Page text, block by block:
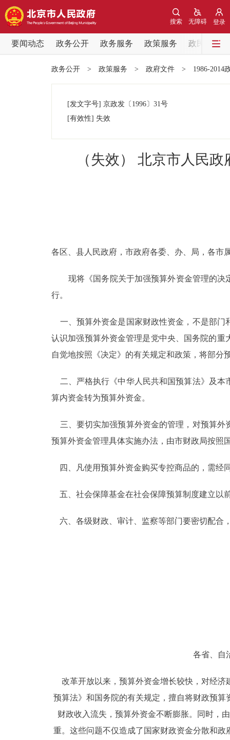
登录
无障碍
搜索
要闻动态 政务公开 政务服务 政策服务
政民互动
党中央精神
决策公开
政务服务
便民服务
政民互动
12345网上接诉即办
ITALIANO
政务公开 > 政策服务 > 政府文件 > 1986-2014
[发文字号] 京政发 〔1996〕 31号
[有效性] 失效
（失效） 北京市人民
各区、县人民政府，市政府各委、办、局，各市
现将《国务院关于加强预算外资金管理的决
行。
一、预算外资金是国家财政性资金，不是部门
认识加强预算外资金管理是党中央、国务院的
自觉地按照《决定》的有关规定和政策，将部
二、严格执行《中华人民共和国预算法》及本
算内资金转为预算外资金。
三、要切实加强预算外资金的管理，对预算外
预算外资金管理具体实施办法，由市财政局按照
四、凡使用预算外资金购买专控商品的，需经
五、社会保障基金在社会保障预算制度建立以
六、各级财政、审计、监察等部门要密切配合
各省、自
改革开放以来，预算外资金增长较快，对经济
预算法》和国务院的有关规定，擅自将财政预
财政收入流失，预算外资金不断膨胀。同时，
重。这些问题不仅造成了国家财政资金分散和